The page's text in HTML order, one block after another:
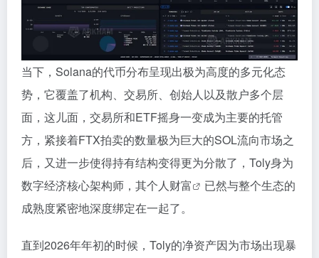
当下，Solana的代币分布呈现出极为高度的多元化态
势，它覆盖了机构、交易所、创始人以及散户多个层
面，这儿面，交易所和ETF摇身一变成为主要的托管
方，紧接着FTX拍卖的数量极为巨大的SOL流向市场之
后，又进一步使得持有结构变得更为分散了，Toly身为
数字经济核心架构师，其个人财富
已然与整个生态的
成熟度紧密地深度绑定在一起了。
直到2026年年初的时候，Toly的净资产因为市场出现暴